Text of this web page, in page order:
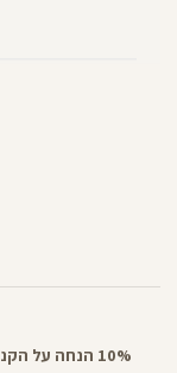
10% הנחה על הקנייה הראשונה באתר בהרשמה לניוזלטר שלנו